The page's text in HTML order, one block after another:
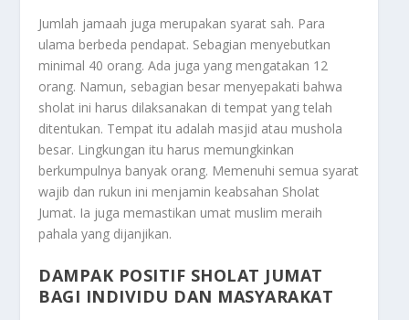
Jumlah jamaah juga merupakan syarat sah. Para
ulama berbeda pendapat. Sebagian menyebutkan
minimal 40 orang. Ada juga yang mengatakan 12
orang. Namun, sebagian besar menyepakati bahwa
sholat ini harus dilaksanakan di tempat yang telah
ditentukan. Tempat itu adalah masjid atau mushola
besar. Lingkungan itu harus memungkinkan
berkumpulnya banyak orang. Memenuhi semua syarat
wajib dan rukun ini menjamin keabsahan Sholat
Jumat. Ia juga memastikan umat muslim meraih
pahala yang dijanjikan.
DAMPAK POSITIF SHOLAT JUMAT
BAGI INDIVIDU DAN MASYARAKAT